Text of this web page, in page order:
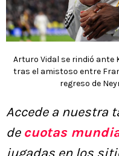
Arturo Vidal se rindió ante
tras el amistoso entre
regreso de
Accede a nuestra
de cuotas
jugadas en los